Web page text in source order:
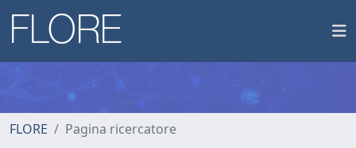
FLORE Pagina ricercatore